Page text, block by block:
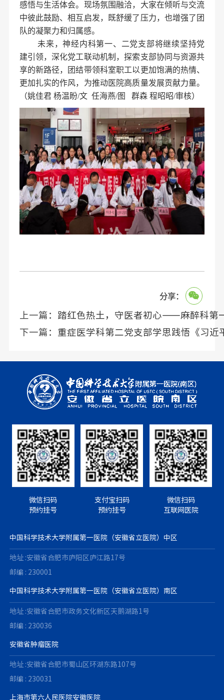
感悟与生活体会。现场氛围融洽，大家在倾听与交流
中彼此鼓励、相互启发，既舒缓了压力，也增强了团
队的凝聚力和归属感。
未来，神经内科第一、二党支部将继续坚持党
建引领，深化党工联动机制，探索支部协同与资源共
享的新路径，团结带领科室职工以更加饱满的热情、
更加扎实的作风，为推动医院高质量发展贡献力量。
（姚佳君 杨温盼/文 任海燕/图 群森 程昭昭/审核）
分享：
上一篇：
下一篇： 重症医学科第二党支部学思践悟《习
微信扫码
预约挂号
支付宝扫码
预约挂号
微信扫码
互联网医院
中国科学技术大学附属第一医院（安徽省立医院）中区
地址 :安徽省合肥市庐阳区庐江路17号
邮编 : 230001
中国科学技术大学附属第一医院（安徽省立医院）南区
地址 :安徽省合肥市政务文化新区天鹅湖路1号
邮编 : 230036
安徽省肿瘤医院
地址 :安徽省合肥市蜀山区环湖东路107号
邮编 : 230031
上海市第六人民医院安徽医院